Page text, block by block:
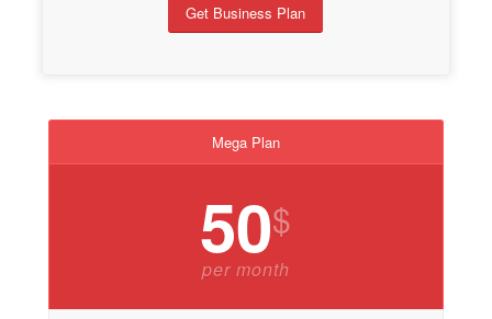
Get Business Plan
Mega Plan
50$
per month